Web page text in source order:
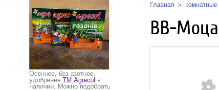
Осеннее, без азотное,
удобрение ТМ Agrecol в
наличии. Можно подобрать
Главная комнатные
ВВ-